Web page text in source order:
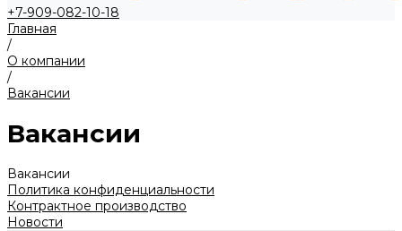
+7-909-082-10-18
Главная
/
О компании
/
Вакансии
Вакансии
Вакансии
Политика конфиденциальности
Контрактное производство
Новости